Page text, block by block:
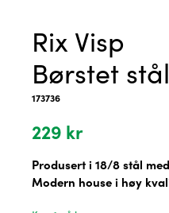
Rix Visp
Børstet stål
173736
229 kr
Produsert i 18/8 stål
Modern house i høy